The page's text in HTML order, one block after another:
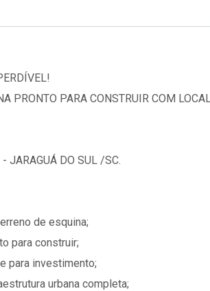
PRONTO PARA CONSTRUIR COM
- JARAGUÁ DO SUL /SC.
de esquina;
para construir;
para investimento;
urbana completa;